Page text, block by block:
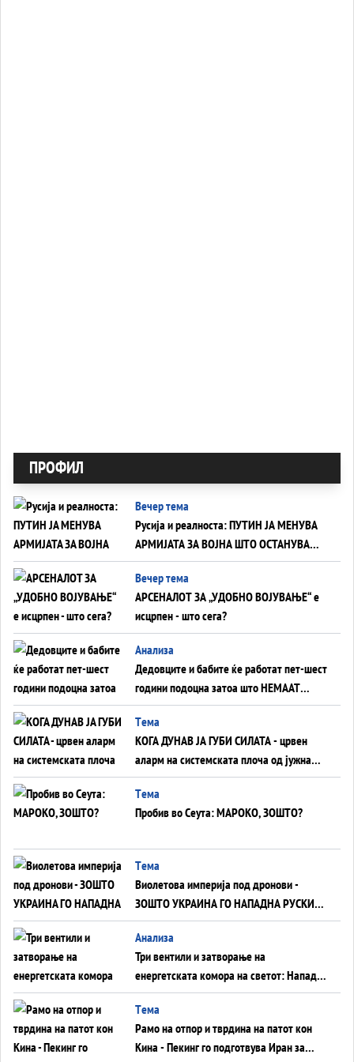
ПРОФИЛ
Вечер тема
Русија и реалноста: ПУТИН ЈА МЕНУВА
АРМИЈАТА ЗА ВОЈНА ШТО ОСТАНУВА
БЕЗ ФРОНТ
Вечер тема
АРСЕНАЛОТ ЗА „УДОБНО ВОЈУВАЊЕ“ е
исцрпен - што сега?
Анализа
Дедовците и бабите ќе работат пет-шест
години подоцна затоа што НЕМААТ
ВНУЦИ ДА ГИ ЗАМЕНАТ
Tема
КОГА ДУНАВ ЈА ГУБИ СИЛАТА - црвен
аларм на системската плоча од јужна
Германија до Црното Море...
Tема
Пробив во Сеута: МАРОКО, ЗОШТО?
Tема
Виолетова империја под дронови -
ЗОШТО УКРАИНА ГО НАПАДНА РУСКИОТ
WILDBERRIES
Aнализа
Три вентили и затворање на
енергетската комора на светот: Нападот
во Суец најавува глобален енергетски
инфаркт?
Tема
Рамо на отпор и тврдина на патот кон
Кина - Пекинг го подготвува Иран за